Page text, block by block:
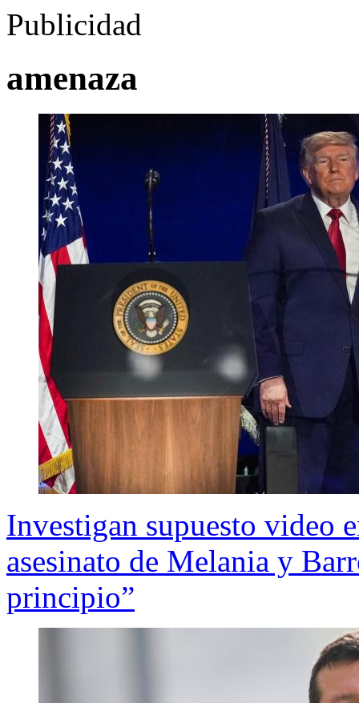
Publicidad
amenaza
Investigan supuesto video
asesinato de Melania y
principio”